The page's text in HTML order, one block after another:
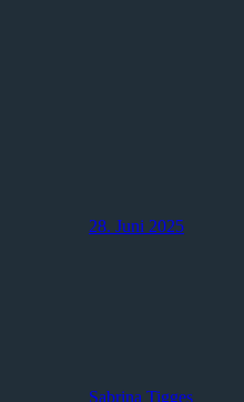
28. Juni 2025
Sabrina Tigges